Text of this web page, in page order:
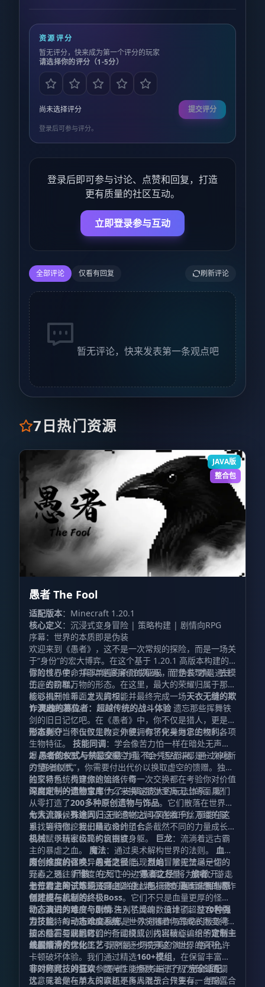
资源评分
暂无评分，快来成为第一个评分的玩家
请选择你的评分（1-5分）
尚未选择评分 提交评分
登录后可参与评分。
登录后即可参与讨论、点赞和回复，打造
更有质量的社区互动。
立即登录参与互动
全部评论 仅看有回复 刷新评论
暂无评论，快来发表第一条观点吧
7日热门资源
JAVA版
整合包
愚者 The Fool
适配版本：Minecraft 1.20.1
核心定义：沉浸式变身冒险 | 策略构建 | 剧情向RPG
序幕：世界的本质即是伪装
欢迎来到《愚者》，这不是一次常规的探险，而是一场关
于“身份”的宏大博弈。在这个基于 1.20.1 高版本构建的
冒险世界中，“真实”是最廉价的筹码，而“伪装”才是通往
王座的阶梯。
你的核心使命并非单纯的杀戮或征服，而是去理解、去模
仿、去窃取万物的形态。在这里，最大的荣耀归属于那些
能够揭开帷幕、发现真相，并最终完成一场天衣无缝的欺
诈演出的演员。
核心机制：千面之人的权能
1. 灵魂的篡位者：超越传统的战斗体验 遗忘那些挥舞铁
剑的旧日记忆吧。在《愚者》中，你不仅是猎人，更是猎
物本身。当你击败生物，你便拥有了化身为它的权利。
形态剥夺：不仅仅是改变外貌，你将完美继承生物的各项
生物特征。 技能同调：学会像苦力怕一样在暗处无声起
爆，或像末影人一般穿梭空间。每一场战斗都是一次对新
力量的偷师。
2. 愚者的仪式与禁忌交易力量不会凭空而来。通过神秘
的“愚者仪式”，你需要付出代价以换取虚空的馈赠。独特
的交易系统贯穿旅途始终，每一次交换都在考验你对价值
的判断——你愿意用什么来换取那张至高无上的面具？
独家特色：构建你的流派传奇
深度定制的遗物宝库为了支撑这庞大的玩法体系，我们
从零打造了200多种原创遗物与饰品。它们散落在世界的
角落，静候有缘人。这些遗物之间存在着千丝万缕的联
系，等待你挖掘出最致命的组合。
七大流派，殊途同归无论你的战斗风格如何，都能在这
里找到归宿。我们精心设计了七条截然不同的力量成长路
径，赋予玩家极高的自由度：
机械：以精密齿轮构筑钢铁身躯。 巨龙：流淌着远古霸
主的暴虐之血。 魔法：通过奥术解构世界的法则。 血
肉：挖掘机体变异的无限潜能。烈焰：掌控焚尽一切的
元素之怒。尸骸：在死亡的边界汲取力量。旅者：游走
于万物之间，不羁且自由。 挑战与征途：直面未知的恐
惧
原创维度的召唤：愚者之径当现世的冒险无法满足你的
野心，通往新维度的大门——“愚者之径”将为你敞开。这
是一片游离于常规法则之外的土地，只有最具智慧的欺诈
师才能在此存活。
七位君主的试炼在这条道路上，阻挡你的是七位拥有原
创建模与机制的终极Boss。它们不只是血量更厚的怪
物，我们为每一个Boss注入了灵魂，设计了超过70种强
力技能。每一场Boss战都是一次对操作与策略的极致考
研，你需要洞悉它们的行动模式，找出破绽，给予致命一
击。
动态演进的难度与剧情告别枯燥的数值堆砌，整合包内
置了独特的动态难度系统，世界将随着你的成长而变得更
加凶险。与此同时，一条围绕原创内容精心编织的定制主
线剧情将贯穿始终，引导你逐步揭开这个世界的真相。
技术基石与联机体验
丝般顺滑的优化工艺既然是一场完美的演出，绝不允许
卡顿破坏体验。我们通过精选160+模组，在保留丰富内
容的同时，对渲染参数与性能参数进行了极为苛刻的调
优。无论是在单人探索还是多人混战，只要有一台配置合
非对称竞技的狂欢《愚者》对服务端进行了完全适配，
这意味着你与朋友的联机不再局限于合作生存。 想象一